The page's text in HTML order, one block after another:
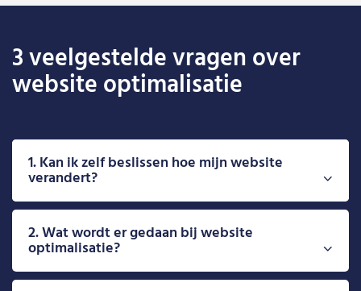
3 veelgestelde vragen over
website optimalisatie
1. Kan ik zelf beslissen hoe mijn website
verandert?
2. Wat wordt er gedaan bij website
optimalisatie?